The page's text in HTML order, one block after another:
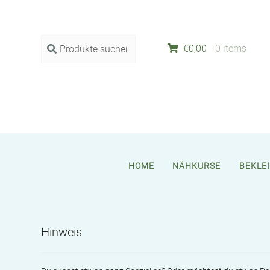
Suche
nach:
SUCHE
€0,00 0 items
HOME NÄHKURSE
Hinweis